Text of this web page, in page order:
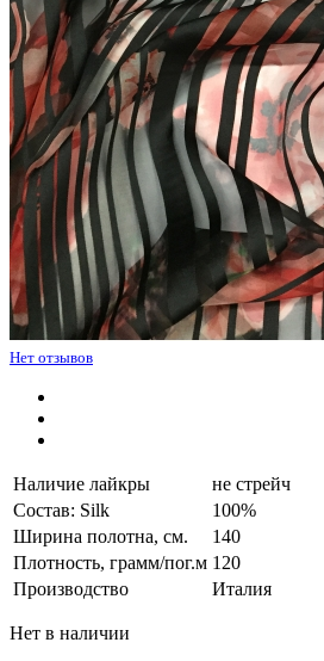
Нет отзывов
Наличие лайкры
не стрейч
Состав: Silk
100%
Ширина полотна, см.
140
Плотность, грамм/пог.м 120
Производство
Италия
Нет в наличии